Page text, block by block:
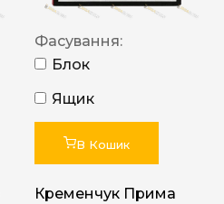
Фасування:
Блок
Ящик
В Кошик
Кременчук Прима